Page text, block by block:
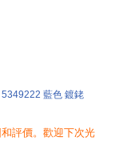
藍色 鍍銠
評價。歡迎下次光